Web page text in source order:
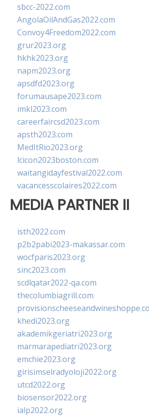
sbcc-2022.com
AngolaOilAndGas2022.com
Convoy4Freedom2022.com
grur2023.org
hkhk2023.org
napm2023.org
apsdfd2023.org
forumausape2023.com
imkl2023.com
careerfaircsd2023.com
apsth2023.com
MedItRio2023.org
lcicon2023boston.com
waitangidayfestival2022.com
vacancesscolaires2022.com
MEDIA PARTNER II
isth2022.com
p2b2pabi2023-makassar.com
wocfparis2023.org
sinc2023.com
scdlqatar2022-qa.com
thecolumbiagrill.com
khedi2023.org
akademikgeriatri2023.org
marmarapediatri2023.org
emchie2023.org
girisimselradyoloji2022.org
utcd2022.org
biosensor2022.org
ialp2022.org